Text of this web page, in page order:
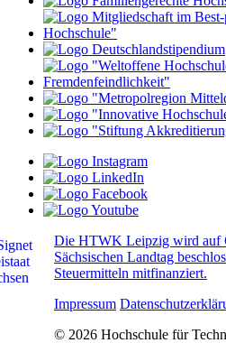
Die HTWK Leipzig wird auf
Sächsischen Landtag
Steuermitteln mitfinanziert.
Impressum
© 2026 Hochschule für